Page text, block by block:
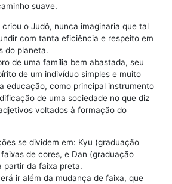
suave.
criou o Judô, nunca imaginaria que tal
com tanta eficiência e respeito em
do planeta.
de uma família bem abastada, seu
de um indivíduo simples e muito
educação, como principal instrumento
de uma sociedade no que diz
voltados à formação do
se dividem em: Kyu (graduação
de cores, e Dan (graduação
partir da faixa preta.
ir além da mudança de faixa, que